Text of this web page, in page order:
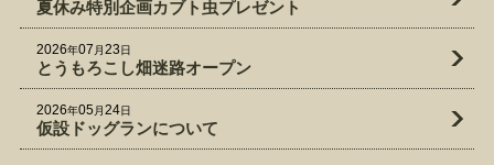
夏休み特別企画カブト虫プレゼント
2026年07 月23日
とうもろこし畑迷路オープン
2026年05 月24日
仮設ドッグランについて